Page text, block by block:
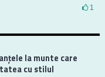
1
la munte care
cu stilul